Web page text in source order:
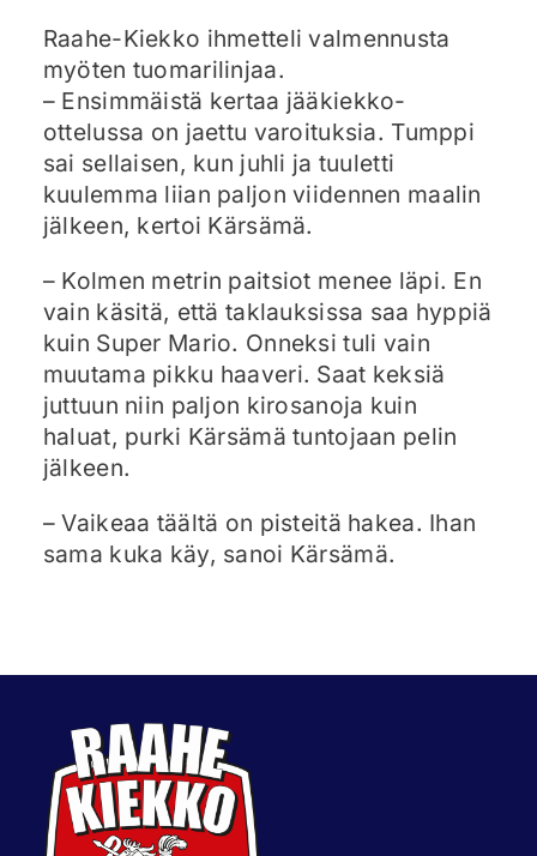
Raahe-Kiekko ihmetteli valmennusta
myöten tuomarilinjaa.
– Ensimmäistä kertaa jääkiekko-
ottelussa on jaettu varoituksia. Tumppi
sai sellaisen, kun juhli ja tuuletti
kuulemma liian paljon viidennen maalin
jälkeen, kertoi Kärsämä.
– Kolmen metrin paitsiot menee läpi. En
vain käsitä, että taklauksissa saa hyppiä
kuin Super Mario. Onneksi tuli vain
muutama pikku haaveri. Saat keksiä
juttuun niin paljon kirosanoja kuin
haluat, purki Kärsämä tuntojaan pelin
jälkeen.
– Vaikeaa täältä on pisteitä hakea. Ihan
sama kuka käy, sanoi Kärsämä.